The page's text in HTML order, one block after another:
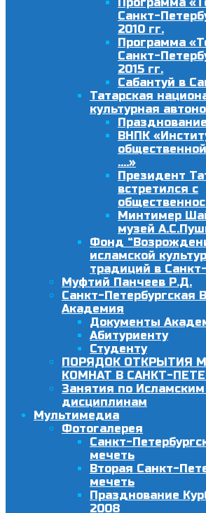
Санкт-
2010 гг.
Программа
Санкт-
2015 гг.
Сабантуй в
Татарская
культурная
ВНПК
….»
Президент
встретился с
Минтимер
музей
Фонд
исламской
традиций в
Муфтий Панчеев Р.Д.
Санкт-Петербургская
Академия
Документы
Абитуриенту
Студенту
ПОРЯДОК ОТКРЫТИЯ
КОМНАТ В САНКТ-
Занятия по
дисциплинам
Мультимедиа
Фотогалерея
Санкт-
мечеть
Вторая Санкт-
мечеть
Празднование
2008